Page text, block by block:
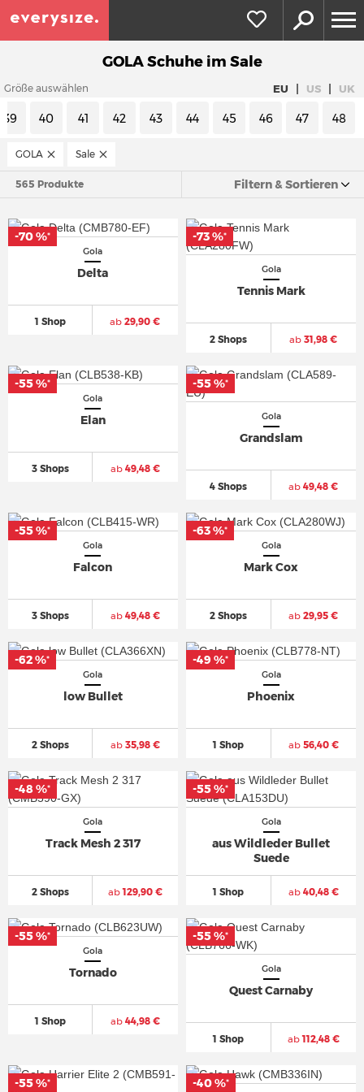
GOLA Schuhe im Sale
Größe auswählen EU | US | UK
39 40 41 42 43 44 45 46 47 48
GOLA Sale
565 Produkte Filtern & Sortieren
Gola
Delta
1 Shop ab 29,90 €
-70 %*
Gola
Tennis Mark
2 Shops ab 31,98 €
-73 %*
Gola
Elan
3 Shops ab49,48 €
-55 %*
Gola
Grandslam
4 Shops ab 49,48 €
-55 %*
Gola
Falcon
3 Shops ab49,48 €
-55 %*
Gola
Mark Cox
2 Shops ab 29,95 €
-63 %*
Gola
low Bullet
2 Shops ab35,98 €
-62 %*
Gola
Phoenix
1 Shop ab56,40 €
-49 %*
Gola
Track Mesh 2 317
2 Shops ab129,90 €
-48 %*
Gola
aus Wildleder Bullet
Suede
1 Shop ab40,48 €
-55 %*
Gola
Tornado
1 Shop ab44,98 €
-55 %*
Gola
Quest Carnaby
1 Shop ab112,48 €
-55 %*
-55 %* -40 %*